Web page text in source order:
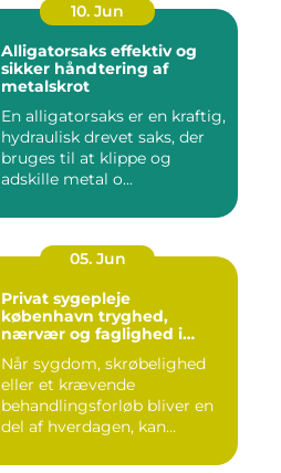
10. Jun
Alligatorsaks effektiv og
sikker håndtering af
metalskrot
En alligatorsaks er en kraftig,
hydraulisk drevet saks, der
bruges til at klippe og
adskille metal o...
05. Jun
Privat sygepleje
københavn tryghed,
nærvær og faglighed i
Når sygdom, skrøbelighed
eller et krævende
behandlingsforløb bliver en
del af hverdagen, kan